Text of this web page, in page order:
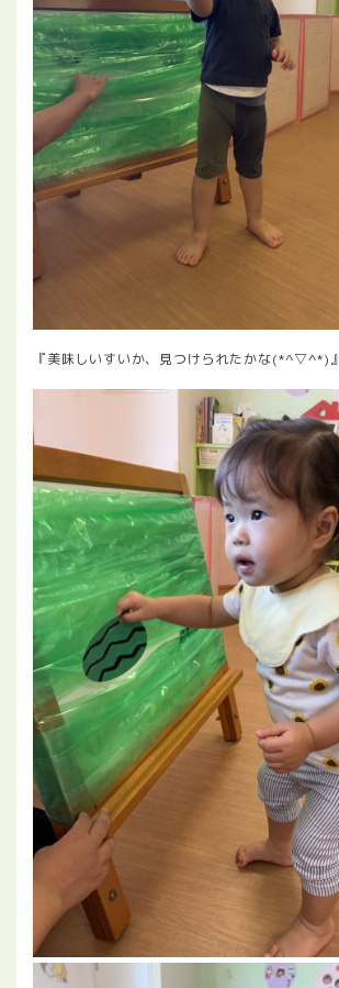
『美味しいすいか、見つけられたかな(*^▽^*)』